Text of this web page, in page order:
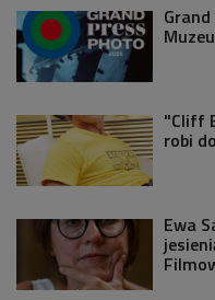
"Cliff
robi
Ewa